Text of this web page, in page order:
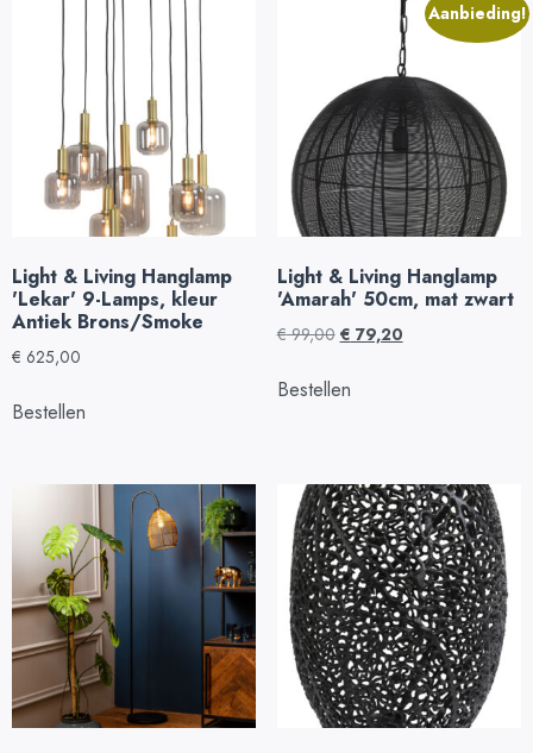
Light & Living Hanglamp
'Lekar' 9-Lamps, kleur
Antiek Brons/Smoke
€ 625,00
Bestellen
Aanbieding!
Light & Living Hanglamp
'Amarah' 50cm, mat zwart
€99,00 € 79,20
Bestellen